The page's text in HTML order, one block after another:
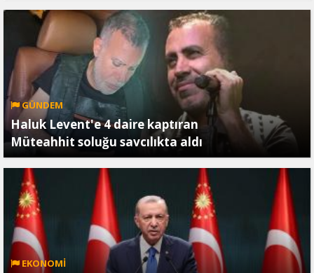
GÜNDEM
Haluk Levent'e 4 daire kaptıran
Müteahhit soluğu savcılıkta aldı
EKONOMİ